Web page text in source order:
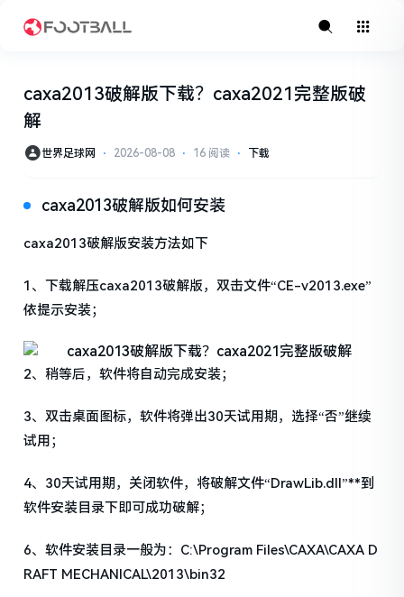
caxa2013破解版下载？caxa2021完整版破
解
世界足球网 ⋅ 2026-08-08 ⋅ 16 阅读 ⋅ 下载
caxa2013破解版如何安装
caxa2013破解版安装方法如下
1、下载解压caxa2013破解版，双击文件“CE-v2013.exe”
依提示安装；
2、稍等后，软件将自动完成安装；
3、双击桌面图标，软件将弹出30天试用期，选择“否”继续
试用；
4、30天试用期，关闭软件，将破解文件“DrawLib.dll”**到
软件安装目录下即可成功破解；
6、软件安装目录一般为：C:\Program Files\CAXA\CAXA D
RAFT MECHANICAL\2013\bin32